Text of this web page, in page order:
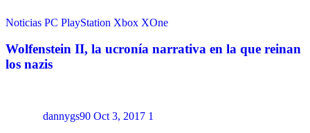
Noticias PC PlayStation Xbox XOne
Wolfenstein II, la ucronía narrativa en la que reinan
los nazis
dannygs90 Oct 3, 2017 1